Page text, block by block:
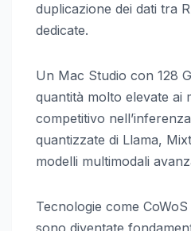
duplicazione dei dati tra
dedicate.
Un Mac Studio con 128
quantità molto elevate ai
competitivo
quantizzate di Llama,
modelli multimodali
Tecnologie come